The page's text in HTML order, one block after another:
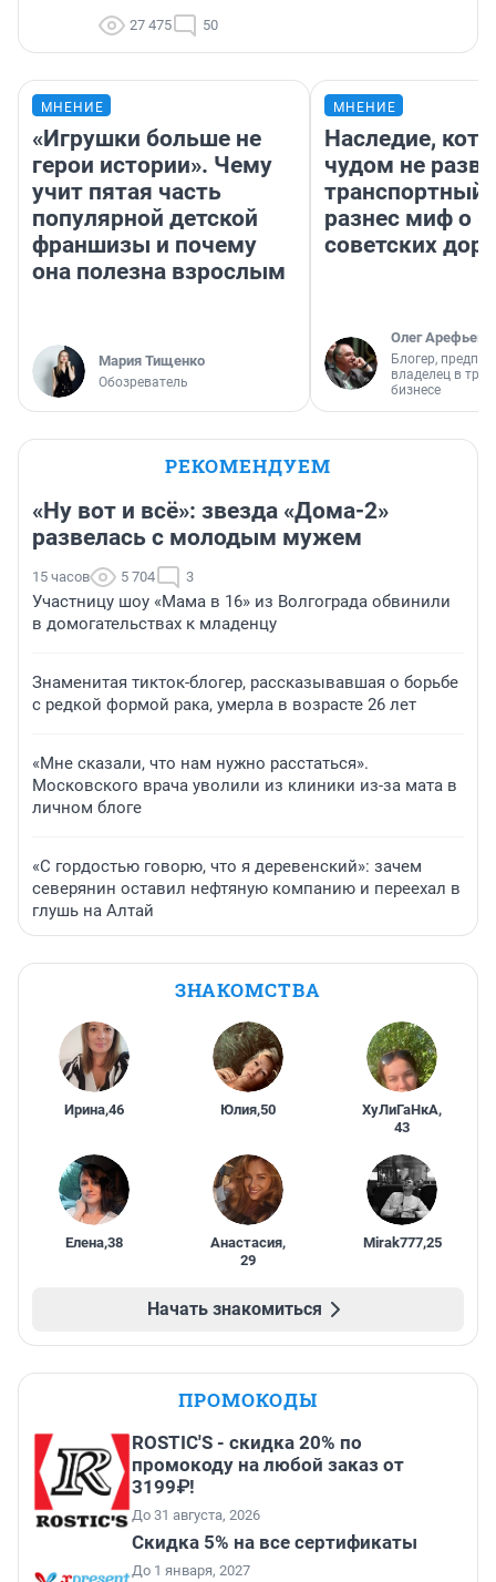
27 475 50
МНЕНИЕ
«Игрушки больше не
герои истории». Чему
учит пятая часть
популярной детской
франшизы и почему
она полезна взрослым
Мария Тищенко
Обозреватель
МНЕНИЕ
Наследие,
чудом не
транспортный
разнес миф о
советских
Олег Арефьев
Блогер,
владелец в
бизнесе
РЕКОМЕНДУЕМ
«Ну вот и всё»: звезда «Дома-2»
развелась с молодым мужем
15 часов 5 704 3
Участницу шоу «Мама в 16» из Волгограда обвинили
в домогательствах к младенцу
Знаменитая тикток-блогер, рассказывавшая о борьбе
с редкой формой рака, умерла в возрасте 26 лет
«Мне сказали, что нам нужно расстаться».
Московского врача уволили из клиники из-за мата в
личном блоге
«С гордостью говорю, что я деревенский»: зачем
северянин оставил нефтяную компанию и переехал в
глушь на Алтай
ЗНАКОМСТВА
Ирина,46 Юлия,50 ХуЛиГаНкА,
43
Елена,38 Анастасия,
29
Mirak777,25
Начать знакомиться
ПРОМОКОДЫ
ROSTIC'S - скидка 20% по
промокоду на любой заказ от
3199₽!
До 31 августа, 2026
Скидка 5% на все сертификаты
До 1 января, 2027